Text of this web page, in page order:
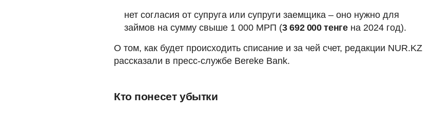
нет согласия от супруга или супруги заемщика – оно нужно для
займов на сумму свыше 1 000 МРП (3 692 000 тенгена 2024 год).
О том, как будет происходить списание и за чей счет, редакции NUR.KZ
рассказали в пресс-службе Bereke Bank.
Кто понесет убытки